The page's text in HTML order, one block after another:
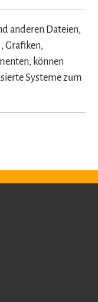
anderen Dateien,
Grafiken,
können
Systeme zum